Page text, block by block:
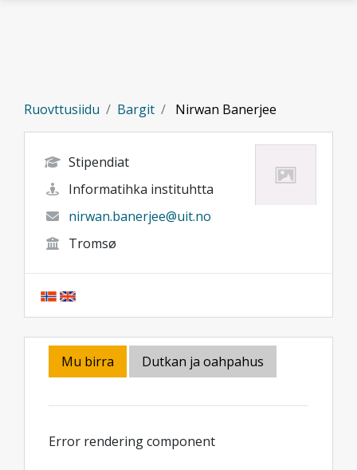
Ruovttusiidu Bargit Nirwan Banerjee
Stipendiat
Informatihka instituhtta
nirwan.banerjee@uit.no
Tromsø
Mu birra Dutkan ja oahpahus
Error rendering component